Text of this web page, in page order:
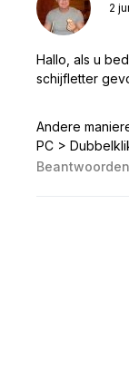
2
Hallo, als u
schijfletter
Andere
PC >
Beantwoorden